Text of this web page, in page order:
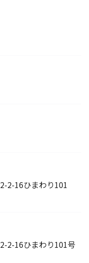
2-16ひまわり101
2-16ひまわり101号